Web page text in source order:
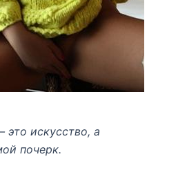
искусство, а
почерк.